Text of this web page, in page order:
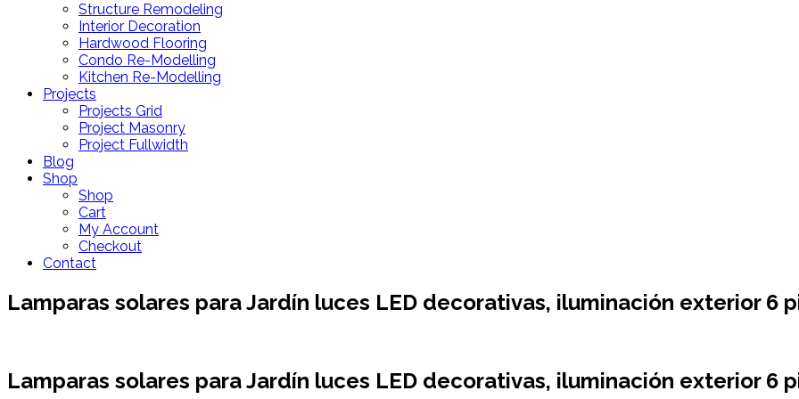
Structure Remodeling
Interior Decoration
Hardwood Flooring
Condo Re-Modelling
Kitchen Re-Modelling
Projects
Projects Grid
Project Masonry
Project Fullwidth
Blog
Shop
Shop
Cart
My Account
Checkout
Contact
Lamparas solares para Jardín luces LED decorativas, iluminación exterior 6
Lamparas solares para Jardín luces LED decorativas, iluminación exterior 6